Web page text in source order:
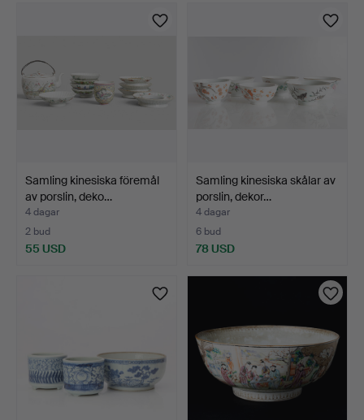
Samling kinesiska föremål
av porslin, deko…
4 dagar
2 bud
55 USD
Samling kinesiska skålar av
porslin, dekor…
4 dagar
6 bud
78 USD